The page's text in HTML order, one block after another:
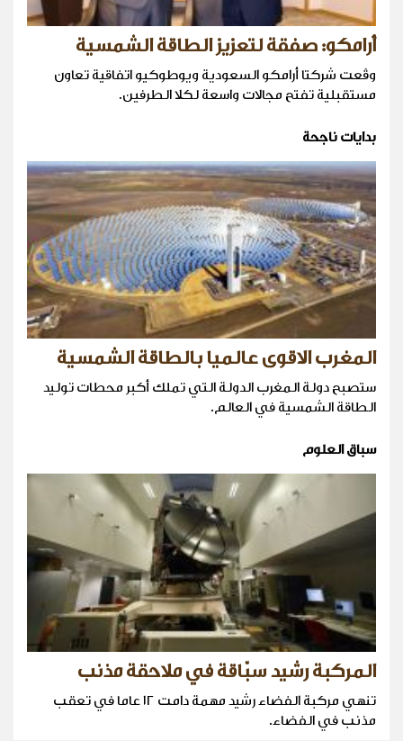
أرامكو: صفقة لتعزيز الطاقة الشمسية
وقّعت شركتا أرامكو السعودية ويوطوكيو اتفاقية تعاون
مستقبلية تفتح مجالات واسعة لكلا الطرفين.
بدايات ناجحة
المغرب الاقوى عالميا بالطاقة الشمسية
ستصبح دولة المغرب الدولة التي تملك أكبر محطات توليد
الطاقة الشمسية في العالم.
سباق العلوم
المركبة رشيد سبّاقة في ملاحقة مذنب
تنهي مركبة الفضاء رشيد مهمة دامت ١٢ عاما في تعقب
مذنب في الفضاء.